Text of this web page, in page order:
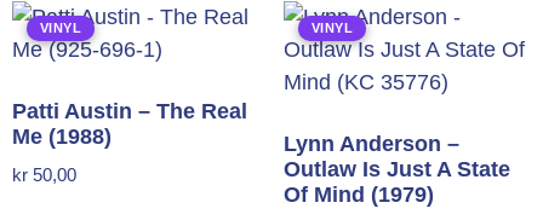
VINYL
Patti Austin – The Real
Me (1988)
kr 50,00
VINYL
Lynn Anderson –
Outlaw Is Just A State
Of Mind (1979)